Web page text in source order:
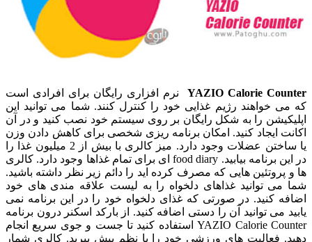
YAZIO Calorie Counter نرم افزاری رایگان برای افرادی است
که می خواهند رژیم غذایی خود را کنترل کنند. شما می توانید این
اپلیکیشن را به شکل رایگان بر روی سیستم خود نصب کنید و در آن
اکانت ایجاد کنید. امکان برنامه ریزی شخصی برای کاهش دادن وزن
یا ساختن عضلات وجود دارد. میز کالری با بیش از 2 میلیون غذا را
در این برنامه بیابید. food diary ای برای تمام غذاها وجود دارد. کالری
ها و پروتئین هایی که مصرف کرده اید را دائم زیر نظر داشته باشید.
شما می توانید غذاهای دلخواه را به لیست علاقه مندی های خود
اضافه کنید. در صورتی که غذای دلخواه خود را در این برنامه نمی
یابید می توانید آن را دستی اضافه کنید. از بارکد اسکنر درون برنامه
YAZIO Calorie Counter استفاده کنید تا جست و جوی سریع انجام
دهید. فعالیت های ورزشی خود را با نظم پیش ببرید. کالری شمار